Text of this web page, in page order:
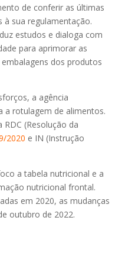
de conferir as últimas
à sua regulamentação.
estudos e dialoga com
para aprimorar as
dos produtos
a agência
a rotulagem de alimentos.
(Resolução da
2020 e IN (Instrução
a tabela nutricional e a
nutricional frontal.
em 2020, as mudanças
outubro de 2022.